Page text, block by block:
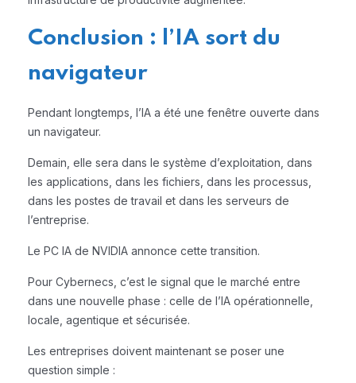
Conclusion : l’IA sort du
navigateur
Pendant longtemps, l’IA a été une fenêtre ouverte dans
un navigateur.
Demain, elle sera dans le système d’exploitation, dans
les applications, dans les fichiers, dans les processus,
dans les postes de travail et dans les serveurs de
l’entreprise.
Le PC IA de NVIDIA annonce cette transition.
Pour Cybernecs, c’est le signal que le marché entre
dans une nouvelle phase : celle de l’IA opérationnelle,
locale, agentique et sécurisée.
Les entreprises doivent maintenant se poser une
question simple :